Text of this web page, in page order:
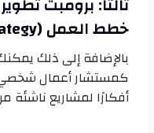
خطط العمل (Business Strategy)
بالإضافة إلى ذلك
كمستشار أعمال
أفكارًا لمشاريع ناشئة